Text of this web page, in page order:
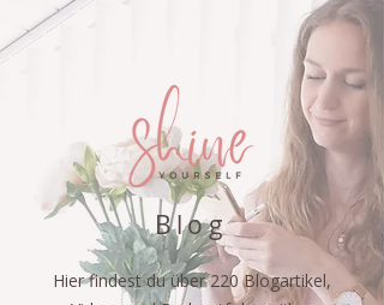
Blog
Hier findest du über 220 Blogartikel,